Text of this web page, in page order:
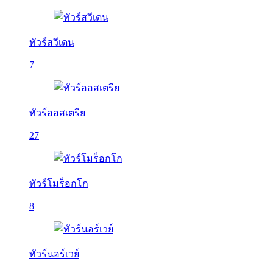
ทัวร์สวีเดน
7
ทัวร์ออสเตรีย
27
ทัวร์โมร็อกโก
8
ทัวร์นอร์เวย์